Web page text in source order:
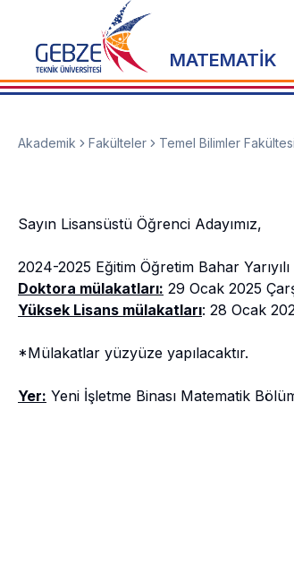
MATEMATİK
Akademik Fakülteler Temel Bilimler Fakültesi
Sayın Lisansüstü Öğrenci Adayımız,
2024-2025 Eğitim Öğretim Bahar
Doktora mülakatları: 29 Ocak 2025
Yüksek Lisans mülakatları: 28 Ocak
*Mülakatlar yüzyüze yapılacaktır.
Yer: Yeni İşletme Binası Matematik